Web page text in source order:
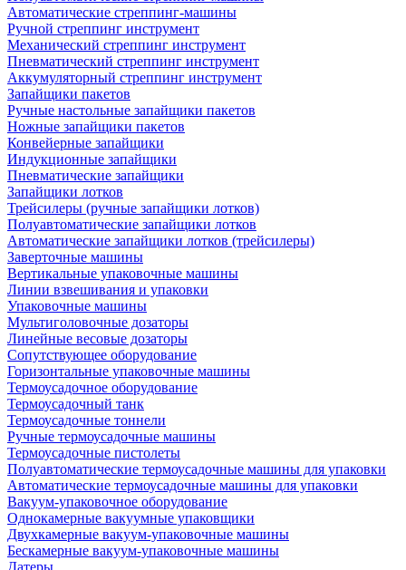
Автоматические стреппинг-машины
Ручной стреппинг инструмент
Механический стреппинг инструмент
Пневматический стреппинг инструмент
Аккумуляторный стреппинг инструмент
Запайщики пакетов
Ручные настольные запайщики пакетов
Ножные запайщики пакетов
Конвейерные запайщики
Индукционные запайщики
Пневматические запайщики
Запайщики лотков
Трейсилеры (ручные запайщики лотков)
Полуавтоматические запайщики лотков
Автоматические запайщики лотков (трейсилеры)
Заверточные машины
Вертикальные упаковочные машины
Линии взвешивания и упаковки
Упаковочные машины
Мультиголовочные дозаторы
Линейные весовые дозаторы
Сопутствующее оборудование
Горизонтальные упаковочные машины
Термоусадочное оборудование
Термоусадочный танк
Термоусадочные тоннели
Ручные термоусадочные машины
Термоусадочные пистолеты
Полуавтоматические термоусадочные машины для упаковки
Автоматические термоусадочные машины для упаковки
Вакуум-упаковочное оборудование
Однокамерные вакуумные упаковщики
Двухкамерные вакуум-упаковочные машины
Бескамерные вакуум-упаковочные машины
Датеры